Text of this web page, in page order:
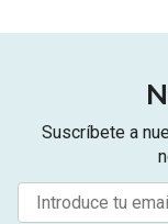
Suscríbete a